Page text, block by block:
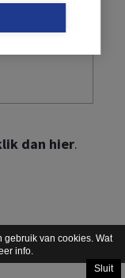
gebruik van cookies. Wat
info.
Sluit
vergeten
dan hier.